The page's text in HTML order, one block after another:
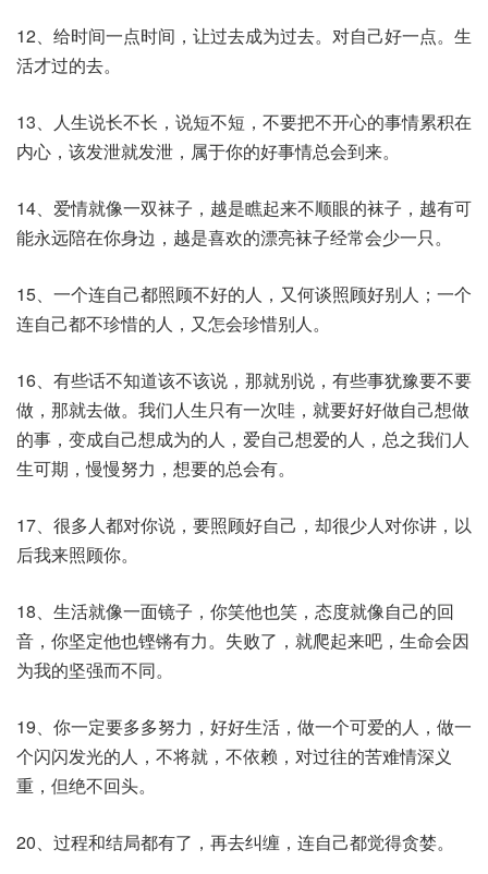
12、给时间一点时间，让过去成为过去。对自己好一点。生
活才过的去。
13、人生说长不长，说短不短，不要把不开心的事情累积在
内心，该发泄就发泄，属于你的好事情总会到来。
14、爱情就像一双袜子，越是瞧起来不顺眼的袜子，越有可
能永远陪在你身边，越是喜欢的漂亮袜子经常会少一只。
15、一个连自己都照顾不好的人，又何谈照顾好别人；一个
连自己都不珍惜的人，又怎会珍惜别人。
16、有些话不知道该不该说，那就别说，有些事犹豫要不要
做，那就去做。我们人生只有一次哇，就要好好做自己想做
的事，变成自己想成为的人，爱自己想爱的人，总之我们人
生可期，慢慢努力，想要的总会有。
17、很多人都对你说，要照顾好自己，却很少人对你讲，以
后我来照顾你。
18、生活就像一面镜子，你笑他也笑，态度就像自己的回
音，你坚定他也铿锵有力。失败了，就爬起来吧，生命会因
为我的坚强而不同。
19、你一定要多多努力，好好生活，做一个可爱的人，做一
个闪闪发光的人，不将就，不依赖，对过往的苦难情深义
重，但绝不回头。
20、过程和结局都有了，再去纠缠，连自己都觉得贪婪。